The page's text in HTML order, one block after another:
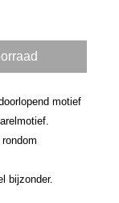
motief
bijzonder.